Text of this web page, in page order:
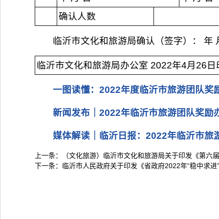
确认人数
临沂市文化和旅游局确认（签字）： 年
临沂市文化和旅游局办公室 2022年4月26日
一图读懂：2022年度临沂市旅游团队奖
新闻发布｜2022年临沂市旅游团队奖励
媒体解读｜临沂日报：2022年临沂市旅
上一条：
（文化旅游）临沂市文化和旅游局关于印发《第
下一条： 临沂市人民政府关于印发《省政府2022年“稳中求